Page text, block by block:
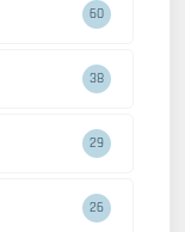
60
38
29
26